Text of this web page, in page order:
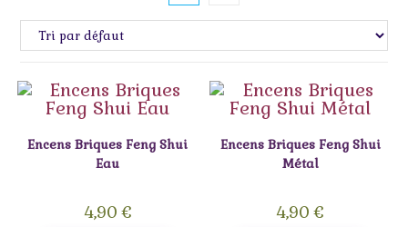
Encens Briques Feng Shui
Eau
4,90€
Encens Briques Feng Shui
Métal
4,90€